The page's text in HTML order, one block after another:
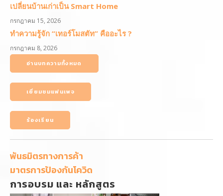
เปลี่ยนบ้านเก่าเป็น Smart Home
กรกฎาคม 15, 2026
ทำความรู้จัก “เทอร์โมสตัท” คืออะไร ?
กรกฎาคม 8, 2026
อ่านบทความทั้งหมด
เยี่ยมชมแฟนเพจ
ร้องเรียน
พันธมิตรทางการค้า
มาตรการป้องกันโควิด
การอบรม และ หลักสูตร